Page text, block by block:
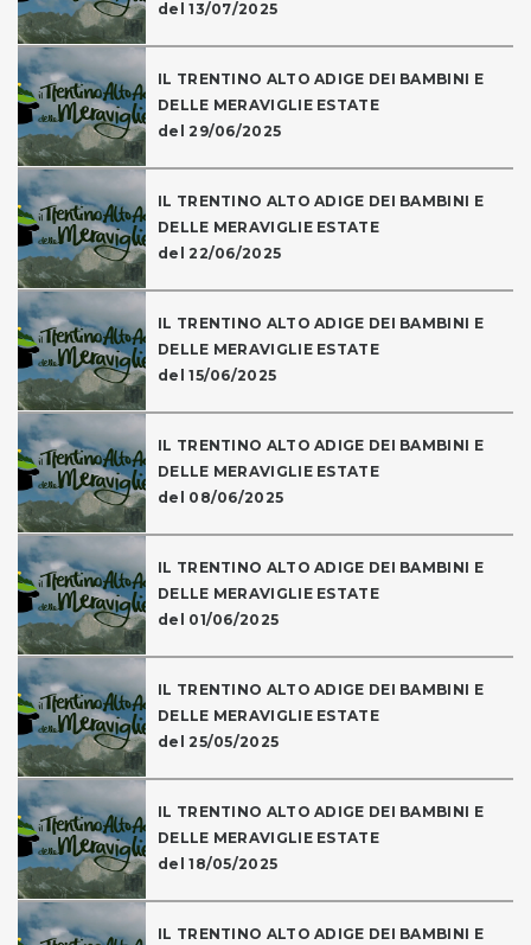
del 13/07/2025
IL TRENTINO ALTO ADIGE DEI BAMBINI E
DELLE MERAVIGLIE ESTATE
del 29/06/2025
IL TRENTINO ALTO ADIGE DEI BAMBINI E
DELLE MERAVIGLIE ESTATE
del 22/06/2025
IL TRENTINO ALTO ADIGE DEI BAMBINI E
DELLE MERAVIGLIE ESTATE
del 15/06/2025
IL TRENTINO ALTO ADIGE DEI BAMBINI E
DELLE MERAVIGLIE ESTATE
del 08/06/2025
IL TRENTINO ALTO ADIGE DEI BAMBINI E
DELLE MERAVIGLIE ESTATE
del 01/06/2025
IL TRENTINO ALTO ADIGE DEI BAMBINI E
DELLE MERAVIGLIE ESTATE
del 25/05/2025
IL TRENTINO ALTO ADIGE DEI BAMBINI E
DELLE MERAVIGLIE ESTATE
del 18/05/2025
IL TRENTINO ALTO ADIGE DEI BAMBINI E